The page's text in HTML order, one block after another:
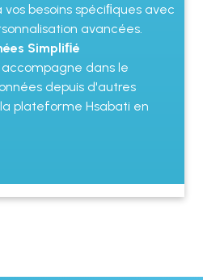
besoins spéciﬁques avec
avancées.
Simpliﬁé
dans le
depuis d'autres
plateforme Hsabati en